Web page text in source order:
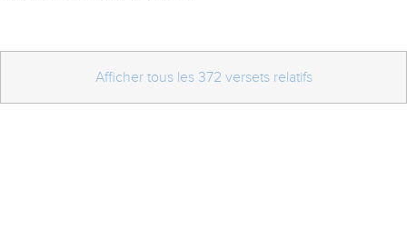
Afficher tous les 372 versets relatifs